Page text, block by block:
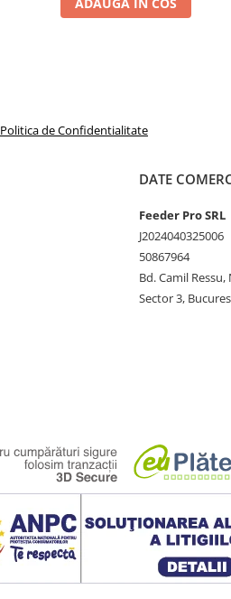
ADAUGA IN COS
Politica de Confidentialitate
DATE
Feeder Pro SRL
J2024040325006
50867964
Bd. Camil Ressu,
Sector 3,